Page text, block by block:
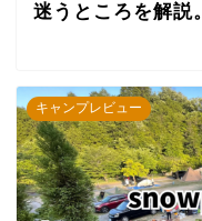
迷うところを解説
キャンプレビュー